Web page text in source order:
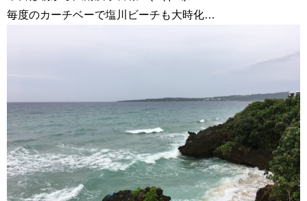
毎度のカーチベーで塩川ビーチも大時化…